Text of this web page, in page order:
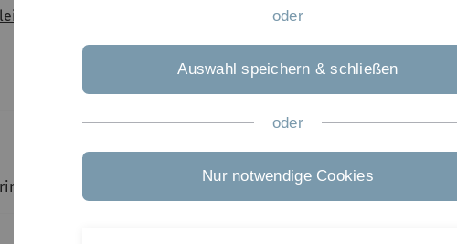
(CSE) Bachelor
oder
Auswahl speichern & schließen
oder
Nur notwendige Cookies